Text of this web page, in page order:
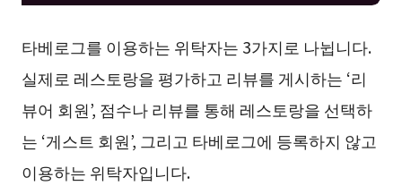
타베로그를 이용하는 위탁자는 3가지로 나뉩니다.
실제로 레스토랑을 평가하고 리뷰를 게시하는 ‘리
뷰어 회원’, 점수나 리뷰를 통해 레스토랑을 선택하
는 ‘게스트 회원’, 그리고 타베로그에 등록하지 않고
이용하는 위탁자입니다.